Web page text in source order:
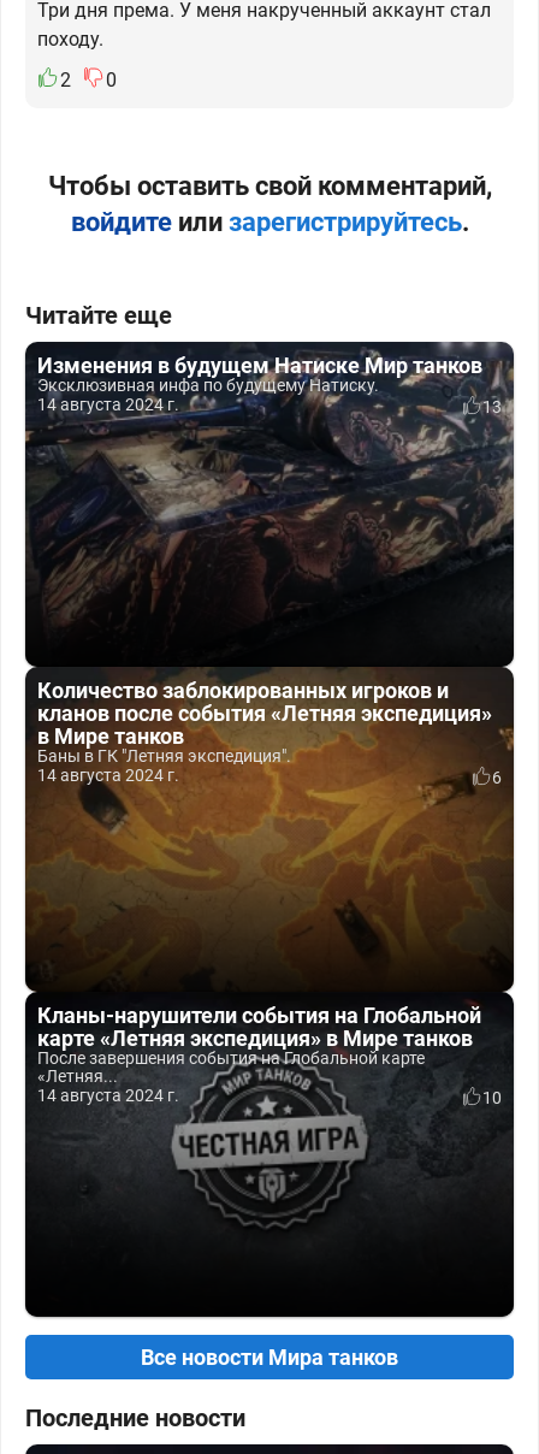
Три дня према. У меня накрученный аккаунт стал
походу.
2
0
Чтобы оставить свой комментарий,
войдитеили зарегистрируйтесь.
Читайте еще
Изменения в будущем Натиске Мир танков
Эксклюзивная инфа по будущему Натиску.
14 августа 2024 г.
13
Количество заблокированных игроков и
кланов после события «Летняя экспедиция»
в Мире танков
Баны в ГК "Летняя экспедиция".
14 августа 2024 г.
6
Кланы-нарушители события на Глобальной
карте «Летняя экспедиция» в Мире танков
После завершения события на Глобальной карте
«Летняя...
14 августа 2024 г.
10
Все новости Мира танков
Последние новости